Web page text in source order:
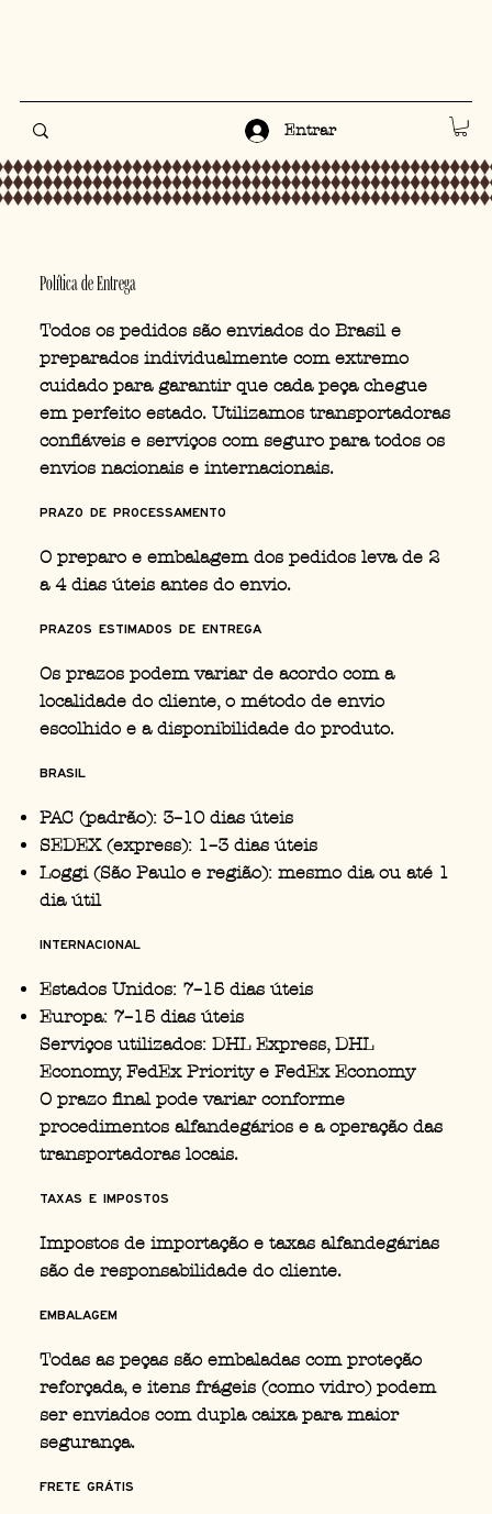
Entrar
Política de Entrega
Todos os pedidos são enviados do Brasil e
preparados individualmente com extremo
cuidado para garantir que cada peça chegue
em perfeito estado. Utilizamos transportadoras
confiáveis e serviços com seguro para todos os
envios nacionais e internacionais.
Prazo de Processamento
O preparo e embalagem dos pedidos leva de 2
a 4 dias úteis antes do envio.
Prazos Estimados de Entrega
Os prazos podem variar de acordo com a
localidade do cliente, o método de envio
escolhido e a disponibilidade do produto.
Brasil
PAC (padrão): 3–10 dias úteis
SEDEX (express): 1–3 dias úteis
Loggi (São Paulo e região): mesmo dia ou até 1
dia útil
Internacional
Estados Unidos: 7–15 dias úteis
Europa: 7–15 dias úteis
Serviços utilizados: DHL Express, DHL
Economy, FedEx Priority e FedEx Economy
O prazo final pode variar conforme
procedimentos alfandegários e a operação das
transportadoras locais.
Taxas e Impostos
Impostos de importação e taxas alfandegárias
são de responsabilidade do cliente.
Embalagem
Todas as peças são embaladas com proteção
reforçada, e itens frágeis (como vidro) podem
ser enviados com dupla caixa para maior
segurança.
Frete Grátis